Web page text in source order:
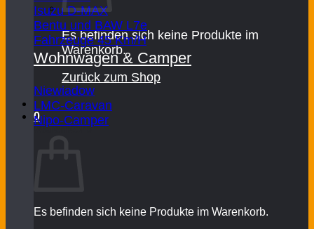
Es befinden sich keine Produkte im
Warenkorb.
Zurück zum Shop
0
Warenkorb
Es befinden sich keine Produkte im Warenkorb.
Isuzu D-MAX
Bentu und BAW L7e
Fahrzeuge 45 Km/H
Wohnwagen & Camper
Niewiadow
LMC-Caravan
Nipo-Camper